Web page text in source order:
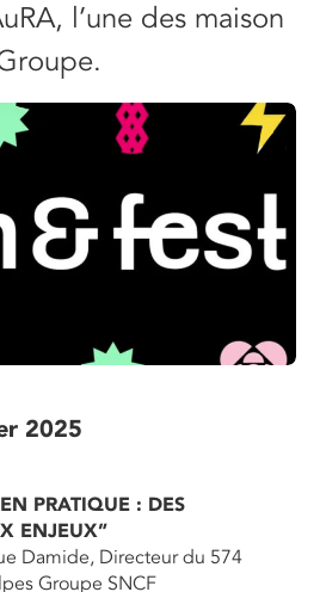
l’une des maison
2025
EN PRATIQUE : DES
ENJEUX”
Damide, Directeur du 574
Groupe SNCF